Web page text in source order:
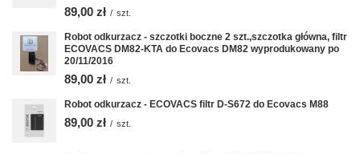
89,00 zł / szt.
Robot odkurzacz - szczotki boczne 2 szt.,szczotka główna, filtr
ECOVACS DM82-KTA do Ecovacs DM82 wyprodukowany po
20/11/2016
89,00 zł / szt.
Robot odkurzacz - ECOVACS filtr D-S672 do Ecovacs M88
89,00 zł / szt.